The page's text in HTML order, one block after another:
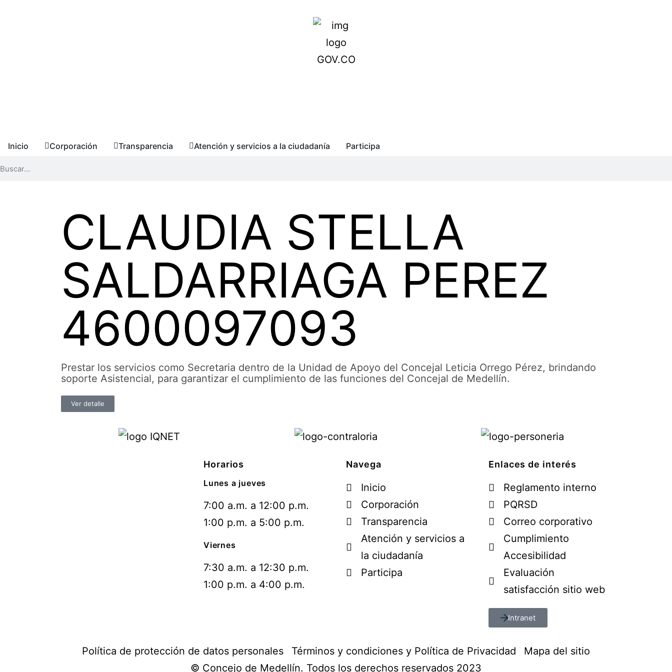
Inicio Corporación Transparencia Atención y servicios a la ciudadanía Participa
CLAUDIA STELLA
SALDARRIAGA PEREZ
4600097093
Prestar los servicios como Secretaria dentro de la Unidad de Apoyo del Concejal Leticia Orrego Pérez, brindando
soporte Asistencial, para garantizar el cumplimiento de las funciones del Concejal de Medellín.
Ver detalle
Horarios
Lunes a jueves
7:00 a.m. a 12:00 p.m.
1:00 p.m. a 5:00 p.m.
Viernes
7:30 a.m. a 12:30 p.m.
1:00 p.m. a 4:00 p.m.
Navega
Inicio
Corporación
Transparencia
Atención y servicios a
la ciudadanía
Participa
Enlaces de interés
Reglamento interno
PQRSD
Correo corporativo
Cumplimiento
Accesibilidad
Evaluación
satisfacción sitio web
Intranet
Política de protección de datos personales Términos y condiciones y Política de Privacidad
Mapa del sitio
© Concejo de Medellín. Todos los derechos reservados 2023